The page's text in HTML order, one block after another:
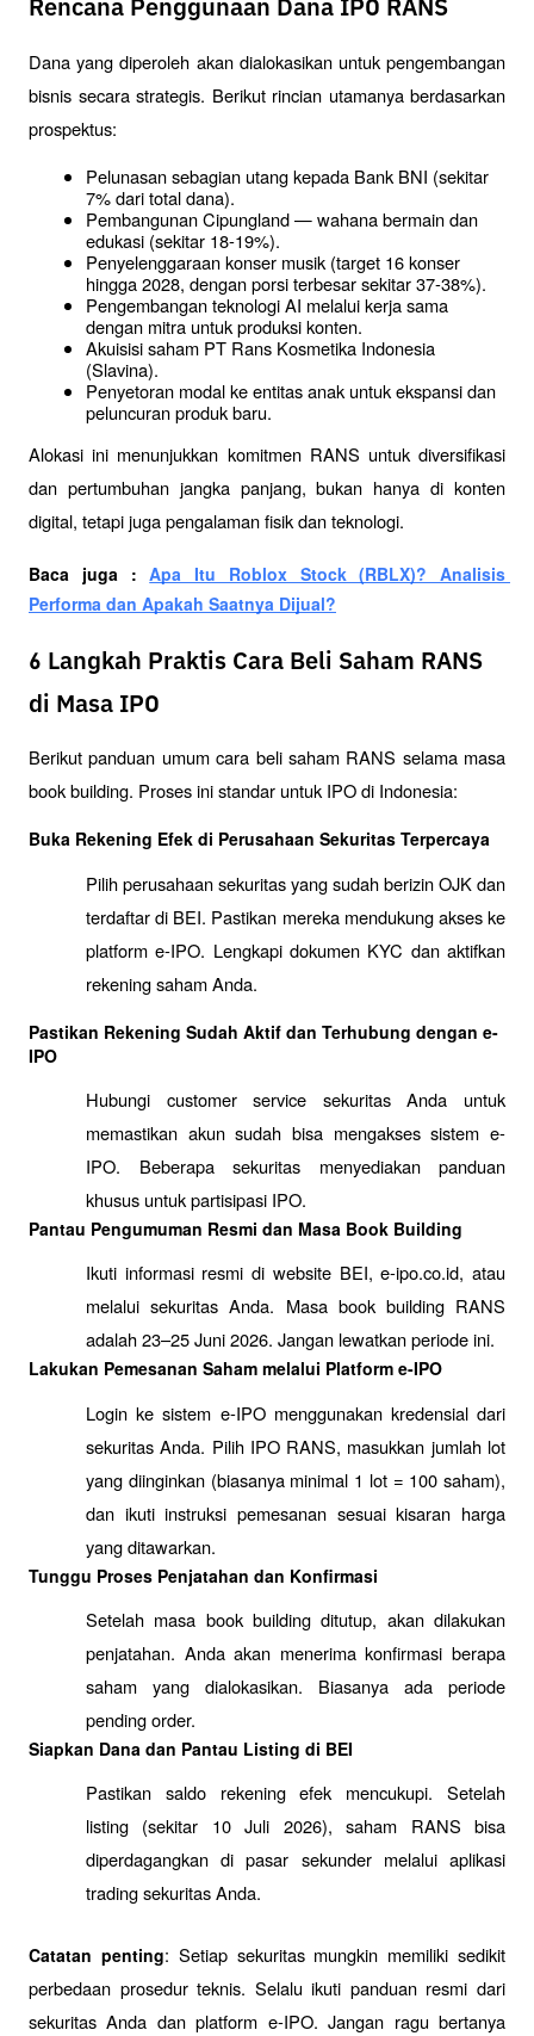
Rencana Penggunaan Dana IPO RANS
Dana yang diperoleh akan dialokasikan untuk pengembangan
bisnis secara strategis. Berikut rincian utamanya berdasarkan
prospektus:
Pelunasan sebagian utang kepada Bank BNI (sekitar
7% dari total dana).
Pembangunan Cipungland — wahana bermain dan
edukasi (sekitar 18-19%).
Penyelenggaraan konser musik (target 16 konser
hingga 2028, dengan porsi terbesar sekitar 37-38%).
Pengembangan teknologi AI melalui kerja sama
dengan mitra untuk produksi konten.
Akuisisi saham PT Rans Kosmetika Indonesia
(Slavina).
Penyetoran modal ke entitas anak untuk ekspansi dan
peluncuran produk baru.
Alokasi ini menunjukkan komitmen RANS untuk diversifikasi
dan pertumbuhan jangka panjang, bukan hanya di konten
digital, tetapi juga pengalaman fisik dan teknologi.
Baca juga : Apa Itu Roblox Stock (RBLX)? Analisis
Performa dan Apakah Saatnya Dijual?
6 Langkah Praktis Cara Beli Saham RANS
di Masa IPO
Berikut panduan umum cara beli saham RANS selama masa
book building. Proses ini standar untuk IPO di Indonesia:
Buka Rekening Efek di Perusahaan Sekuritas Terpercaya
Pilih perusahaan sekuritas yang sudah berizin OJK dan
terdaftar di BEI. Pastikan mereka mendukung akses ke
platform e-IPO. Lengkapi dokumen KYC dan aktifkan
rekening saham Anda.
Pastikan Rekening Sudah Aktif dan Terhubung dengan e-
IPO
Hubungi customer service sekuritas Anda untuk
memastikan akun sudah bisa mengakses sistem e-
IPO. Beberapa sekuritas menyediakan panduan
khusus untuk partisipasi IPO.
Pantau Pengumuman Resmi dan Masa Book Building
Ikuti informasi resmi di website BEI, e-ipo.co.id, atau
melalui sekuritas Anda. Masa book building RANS
adalah 23–25 Juni 2026. Jangan lewatkan periode ini.
Lakukan Pemesanan Saham melalui Platform e-IPO
Login ke sistem e-IPO menggunakan kredensial dari
sekuritas Anda. Pilih IPO RANS, masukkan jumlah lot
yang diinginkan (biasanya minimal 1 lot = 100 saham),
dan ikuti instruksi pemesanan sesuai kisaran harga
yang ditawarkan.
Tunggu Proses Penjatahan dan Konfirmasi
Setelah masa book building ditutup, akan dilakukan
penjatahan. Anda akan menerima konfirmasi berapa
saham yang dialokasikan. Biasanya ada periode
pending order.
Siapkan Dana dan Pantau Listing di BEI
Pastikan saldo rekening efek mencukupi. Setelah
listing (sekitar 10 Juli 2026), saham RANS bisa
diperdagangkan di pasar sekunder melalui aplikasi
trading sekuritas Anda.
Catatan penting: Setiap sekuritas mungkin memiliki sedikit
perbedaan prosedur teknis. Selalu ikuti panduan resmi dari
sekuritas Anda dan platform e-IPO. Jangan ragu bertanya